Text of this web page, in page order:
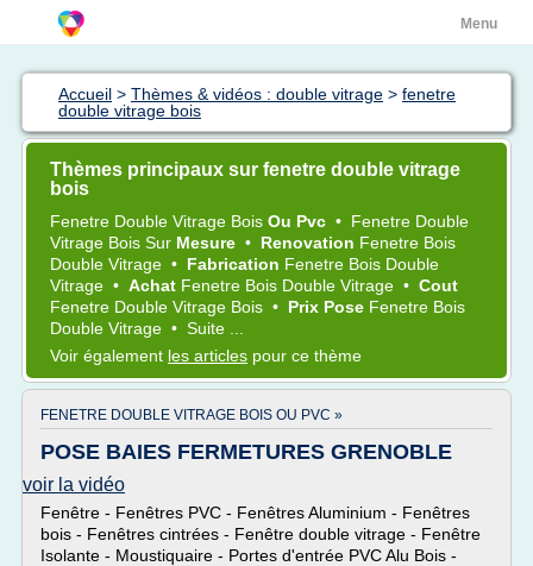
Menu
Accueil > Thèmes & vidéos : double vitrage > fenetre
double vitrage bois
Thèmes principaux sur fenetre double vitrage
bois
Fenetre Double Vitrage Bois Ou Pvc • Fenetre Double
Vitrage Bois Sur Mesure • Renovation Fenetre Bois
Double Vitrage • Fabrication Fenetre Bois Double
Vitrage • Achat Fenetre Bois Double Vitrage • Cout
Fenetre Double Vitrage Bois • Prix Pose Fenetre Bois
Double Vitrage • Suite ...
Voir également les articles pour ce thème
FENETRE DOUBLE VITRAGE BOIS OU PVC »
POSE BAIES FERMETURES GRENOBLE
voir la vidéo
Fenêtre - Fenêtres PVC - Fenêtres Aluminium - Fenêtres
bois - Fenêtres cintrées - Fenêtre double vitrage - Fenêtre
Isolante - Moustiquaire - Portes d'entrée PVC Alu Bois -